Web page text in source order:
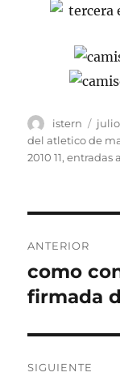
Autor
istern
el
julio
del atletico de
2010 11,entradas
de
entradas
ANTERIOR
Entrada
anterior:
como
firmada
SIGUIENTE